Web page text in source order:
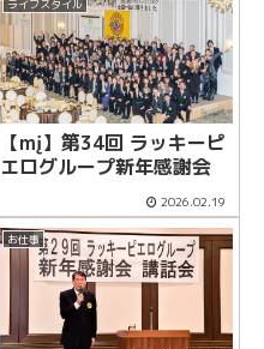
ライフスタイル
【mį】第34回 ラッキーピ
エログループ新年感謝会
2026.02.19
お仕事